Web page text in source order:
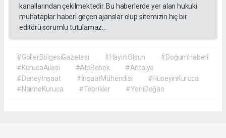
kanallarından çekilmektedir. Bu haberlerde yer alan hukuki
muhataplar haberi geçen ajanslar olup sitemizin hiç bir
editörü sorumlu tutulamaz...
#GöllerBölgesiGazetesi #HayırlıOlsun
#DoğumHaberi
#KurucaAilesi
#AlpBebek
#Antalya
#Deneyİnşaat
#İnşaatMühendisi
#HüseyinKuruca
#NaimeKuruca
#Tebrikler #YeniDoğan